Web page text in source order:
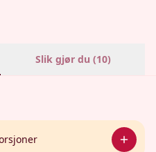
Slik gjør du (10)